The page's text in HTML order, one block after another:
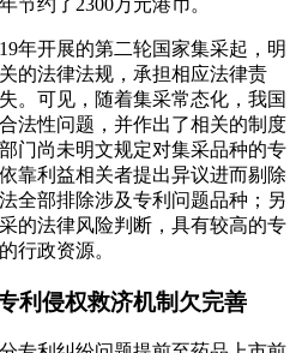
节约了2300万元港币。
年开展的第二轮国家集采起，明
的法律法规，承担相应法律责
。可见，随着集采常态化，我国
法性问题，并作出了相关的制度
门尚未明文规定对集采品种的专
靠利益相关者提出异议进而剔除
全部排除涉及专利问题品种；另
的法律风险判断，具有较高的专
行政资源。
利侵权救济机制欠完善